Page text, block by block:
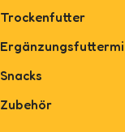
Trockenfutter
Snacks
Zubehör